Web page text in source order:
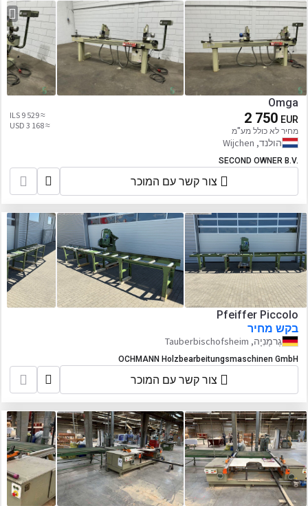
Omga
2 750 EUR
מחיר לא כולל מע"מ
≈ 9 529 ILS
≈ 3 168 USD
הולנד, Wijchen
SECOND OWNER B.V.
צור קשר עם המוכר
Pfeiffer Piccolo
בקש מחיר
גֶרמָנִיָה, Tauberbischofsheim
OCHMANN Holzbearbeitungsmaschinen GmbH
צור קשר עם המוכר